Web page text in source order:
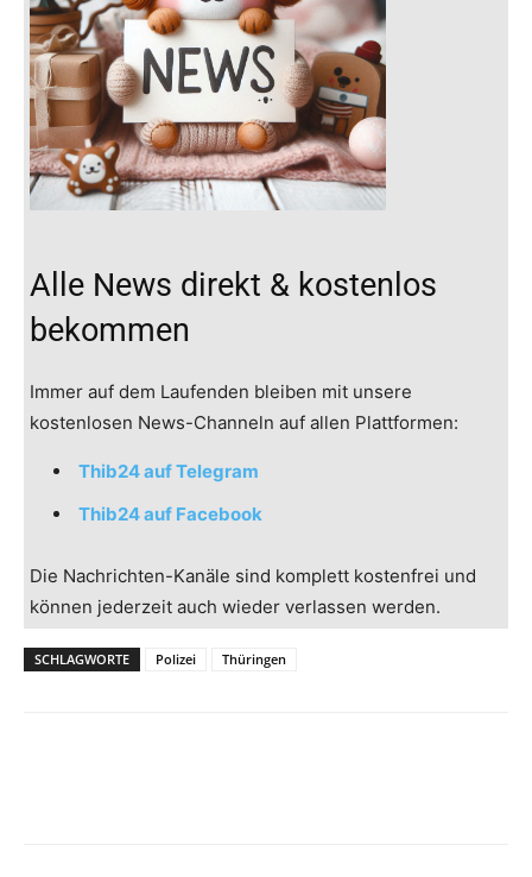
Alle News direkt & kostenlos
bekommen
Immer auf dem Laufenden bleiben mit unsere
kostenlosen News-Channeln auf allen Plattformen:
Thib24 auf Telegram
Thib24 auf Facebook
Die Nachrichten-Kanäle sind komplett kostenfrei und
können jederzeit auch wieder verlassen werden.
SCHLAGWORTE Polizei Thüringen